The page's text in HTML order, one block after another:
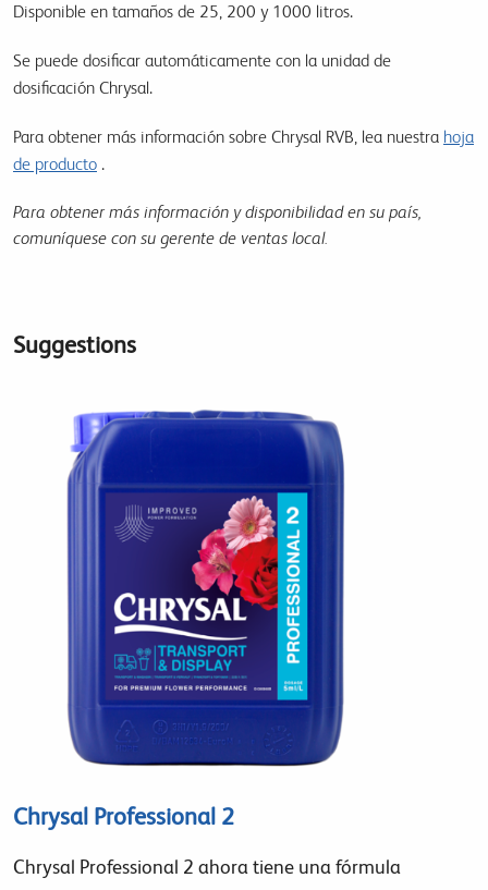
Disponible en tamaños de 25, 200 y 1000 litros.
Se puede dosificar automáticamente con la unidad de
dosificación Chrysal.
Para obtener más información sobre Chrysal RVB, lea nuestra hoja
de producto .
Para obtener más información y disponibilidad en su país,
comuníquese con su gerente de ventas local.
Suggestions
Chrysal Professional 2
Chrysal Professional 2 ahora tiene una fórmula